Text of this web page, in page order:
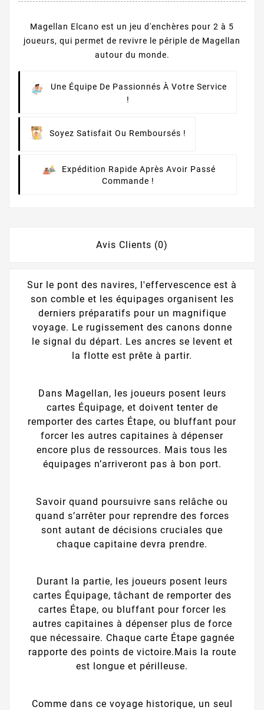
Magellan Elcano est un jeu d'enchères pour 2 à 5
joueurs, qui permet de revivre le périple de Magellan
autour du monde.
Une Équipe De Passionnés À Votre Service
!
Soyez Satisfait Ou Remboursés !
Expédition Rapide Après Avoir Passé
Commande !
Avis Clients (0)
Sur le pont des navires, l'effervescence est à
son comble et les équipages organisent les
derniers préparatifs pour un magnifique
voyage. Le rugissement des canons donne
le signal du départ. Les ancres se levent et
la flotte est prête à partir.
Dans Magellan, les joueurs posent leurs
cartes Équipage, et doivent tenter de
remporter des cartes Étape, ou bluffant pour
forcer les autres capitaines à dépenser
encore plus de ressources. Mais tous les
équipages n’arriveront pas à bon port.
Savoir quand poursuivre sans relâche ou
quand s’arrêter pour reprendre des forces
sont autant de décisions cruciales que
chaque capitaine devra prendre.
Durant la partie, les joueurs posent leurs
cartes Équipage, tâchant de remporter des
cartes Étape, ou bluffant pour forcer les
autres capitaines à dépenser plus de force
que nécessaire. Chaque carte Étape gagnée
rapporte des points de victoire.Mais la route
est longue et périlleuse.
Comme dans ce voyage historique, un seul